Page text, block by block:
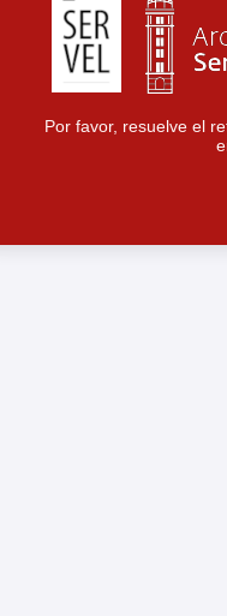
Por favor, resuelve el